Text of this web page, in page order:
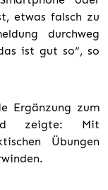
etwas falsch zu
durchweg
ist gut so“, so
Ergänzung zum
zeigte: Mit
Übungen